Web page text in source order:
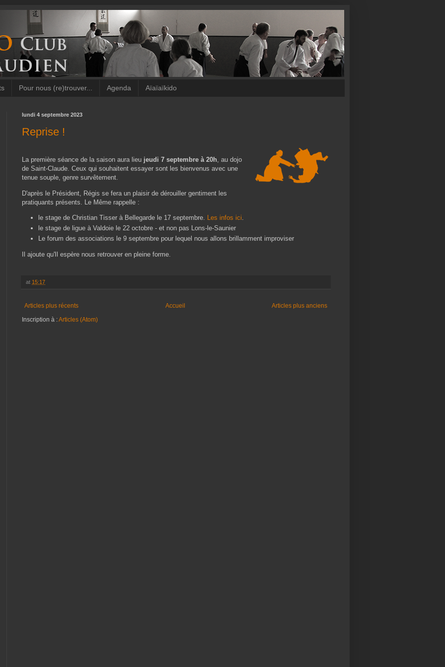
Pour nous (re)trouver... Agenda Aïaïaïkido
lundi 4 septembre 2023
Reprise !
La première séance de la saison aura lieu jeudi 7 septembre à 20h, au dojo
de Saint-Claude. Ceux qui souhaitent essayer sont les bienvenus avec une
tenue souple, genre survêtement.
D'après le Président, Régis se fera un plaisir de dérouiller gentiment les
pratiquants présents. Le Même rappelle :
le stage de Christian Tisser à Bellegarde le 17 septembre. Les infos ici
le stage de ligue à Valdoie le 22 octobre - et non pas Lons-le-Saunier
Le forum des associations le 9 septembre pour lequel nous allons brillamment improviser
Il ajoute qu'Il espère nous retrouver en pleine forme.
at 15:17
Articles plus récents Articles plus anciens
Accueil
Inscription à :Articles (Atom)